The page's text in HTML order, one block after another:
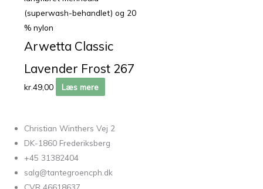
(superwash-behandlet) og 20
% nylon
Arwetta Classic
Lavender Frost 267
kr.49,00 Læs mere
Christian Winthers Vej 2
DK-1860 Frederiksberg
+45 31382404
salg@tantegroencph.dk